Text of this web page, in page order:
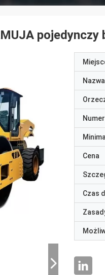
pojedynczy
Cena
Czas